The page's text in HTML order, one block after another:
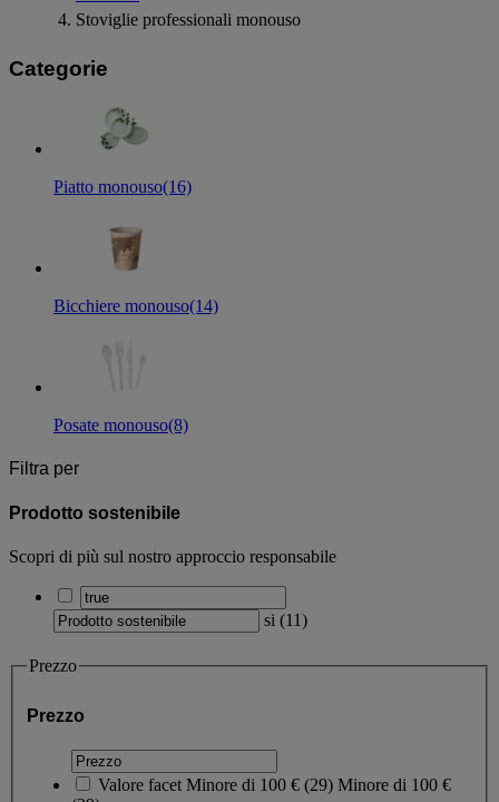
Stoviglie professionali monouso
Categorie
Piatto monouso(16)
Bicchiere monouso(14)
Posate monouso(8)
Filtra per
Prodotto sostenibile
Scopri di più sul nostro approccio responsabile
si (11)
Prezzo
Prezzo
Valore facet Minore di 100 € (29) Minore di 100 €